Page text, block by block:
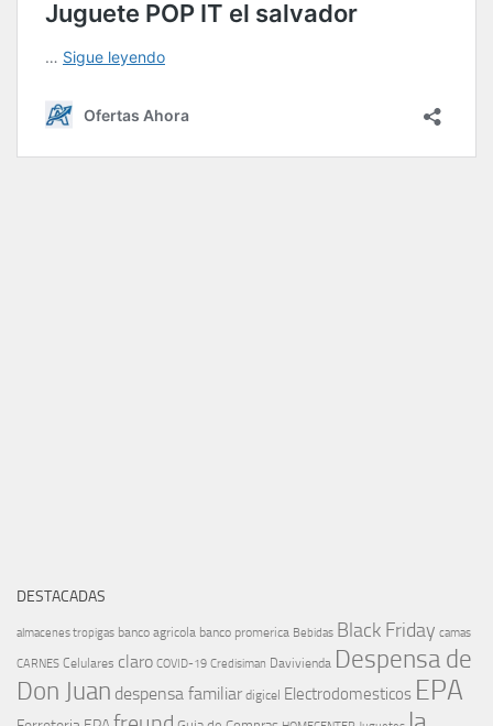
DESTACADAS
almacenes tropigas banco agricola banco promerica Bebidas Black Friday camas
CARNES Celulares claro COVID-19 Credisiman Davivienda Despensa de
Don Juan despensa familiar digicel Electrodomesticos EPA